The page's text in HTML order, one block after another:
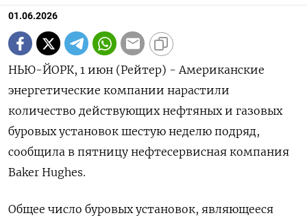
01.06.2026
НЬЮ-ЙОРК, 1 июн (Рейтер) - Американские
энергетические компании нарастили
количество ‌действующих нефтяных и газовых
буровых установок ​шестую неделю ​подряд, ​
сообщила в ⁠пятницу нефтесервисная ‌компания
Baker ‌Hughes.
Общее число буровых установок, ​являющееся